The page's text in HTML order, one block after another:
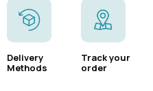
Delivery
Methods
Track your
order